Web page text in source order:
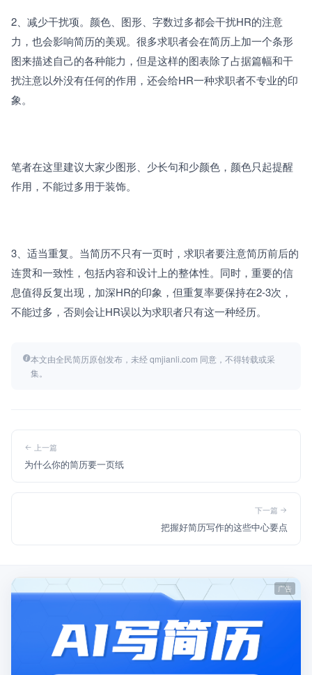
2、减少干扰项。颜色、图形、字数过多都会干扰HR的注意
力，也会影响简历的美观。很多求职者会在简历上加一个条形
图来描述自己的各种能力，但是这样的图表除了占据篇幅和干
扰注意以外没有任何的作用，还会给HR一种求职者不专业的印
象。
笔者在这里建议大家少图形、少长句和少颜色，颜色只起提醒
作用，不能过多用于装饰。
3、适当重复。当简历不只有一页时，求职者要注意简历前后的
连贯和一致性，包括内容和设计上的整体性。同时，重要的信
息值得反复出现，加深HR的印象，但重复率要保持在2-3次，
不能过多，否则会让HR误以为求职者只有这一种经历。
本文由全民简历原创发布，未经 qmjianli.com 同意，不得转载或采
集。
上一篇
为什么你的简历要一页纸
下一篇
把握好简历写作的这些中心要点